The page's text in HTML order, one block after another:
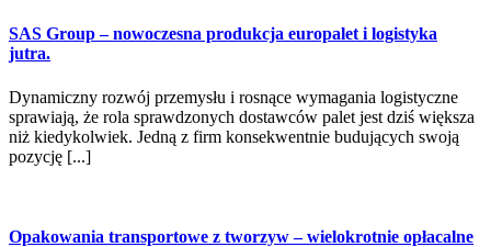
SAS Group – nowoczesna produkcja europalet i logistyka
jutra.
Dynamiczny rozwój przemysłu i rosnące wymagania logistyczne
sprawiają, że rola sprawdzonych dostawców palet jest dziś większa
niż kiedykolwiek. Jedną z firm konsekwentnie budujących swoją
pozycję [...]
Opakowania transportowe z tworzyw – wielokrotnie opłacalne